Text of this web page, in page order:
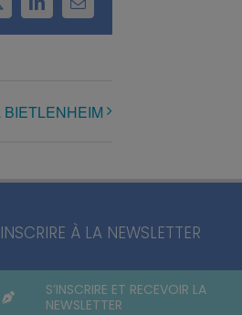
LinkedInEmail
À LA NEWSLETTER
S’INSCRIRE ET RECEVOIR LA
NEWSLETTER